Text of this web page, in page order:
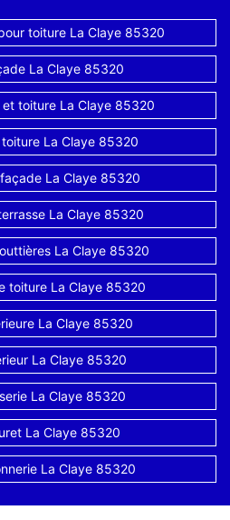
toiture La Claye 85320
La Claye 85320
et toiture La Claye 85320
La Claye 85320
La Claye 85320
La Claye 85320
La Claye 85320
toiture La Claye 85320
La Claye 85320
La Claye 85320
La Claye 85320
La Claye 85320
La Claye 85320